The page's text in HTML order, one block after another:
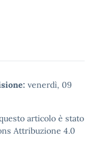
venerdì, 09
articolo è stato
Attribuzione 4.0